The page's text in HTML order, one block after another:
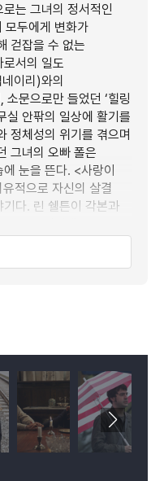
는 그녀의 정서적인
모두에게 변화가
걷잡을 수 없는
로서의 일도
이리)와의
문으로만 들었던 ‘힐링
실 안팎의 일상에 활기를
정체성의 위기를 겪으며
그녀의 오빠 폴은
눈을 뜬다. <사랑이
적으로 자신의 살결
다. 린 쉘튼이 각본과
의 멤버)가 함께
주는 도시 시애틀에서